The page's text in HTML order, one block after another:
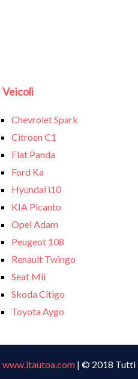
Veicoli
Chevrolet Spark
Citroen C1
Fiat Panda
Ford Ka
Hyundai i10
KIA Picanto
Opel Adam
Peugeot 108
Renault Twingo
Seat Mii
Skoda Citigo
Toyota Aygo
www.itautoa.com | © 2018 Tutti